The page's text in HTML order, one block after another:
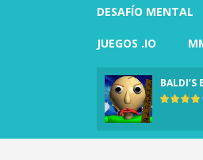
DESAFÍO MENTAL
JUEGOS .IO
BALDI’S